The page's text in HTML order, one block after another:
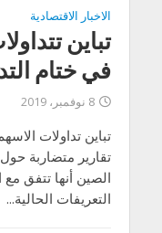
الاخبار الاقتصادية
تباين
في ختام
8 نوفمبر، 2019
تقارير متضاربة
الصين أنها تتفق مع
التعريفات الحالية...